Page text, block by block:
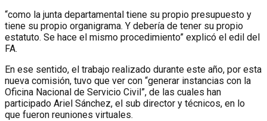
“como la junta departamental tiene su propio presupuesto y
tiene su propio organigrama. Y debería de tener su propio
estatuto. Se hace el mismo procedimiento” explicó el edil del
FA.
En ese sentido, el trabajo realizado durante este año, por esta
nueva comisión, tuvo que ver con “generar instancias con la
Oficina Nacional de Servicio Civil”, de las cuales han
participado Ariel Sánchez, el sub director y técnicos, en lo
que fueron reuniones virtuales.